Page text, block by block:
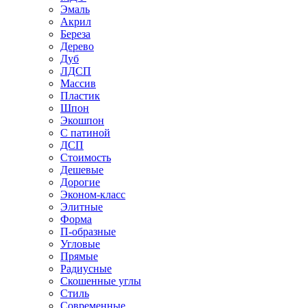
Эмаль
Акрил
Береза
Дерево
Дуб
ЛДСП
Массив
Пластик
Шпон
Экошпон
С патиной
ДСП
Стоимость
Дешевые
Дорогие
Эконом-класс
Элитные
Форма
П-образные
Угловые
Прямые
Радиусные
Скошенные углы
Стиль
Современные